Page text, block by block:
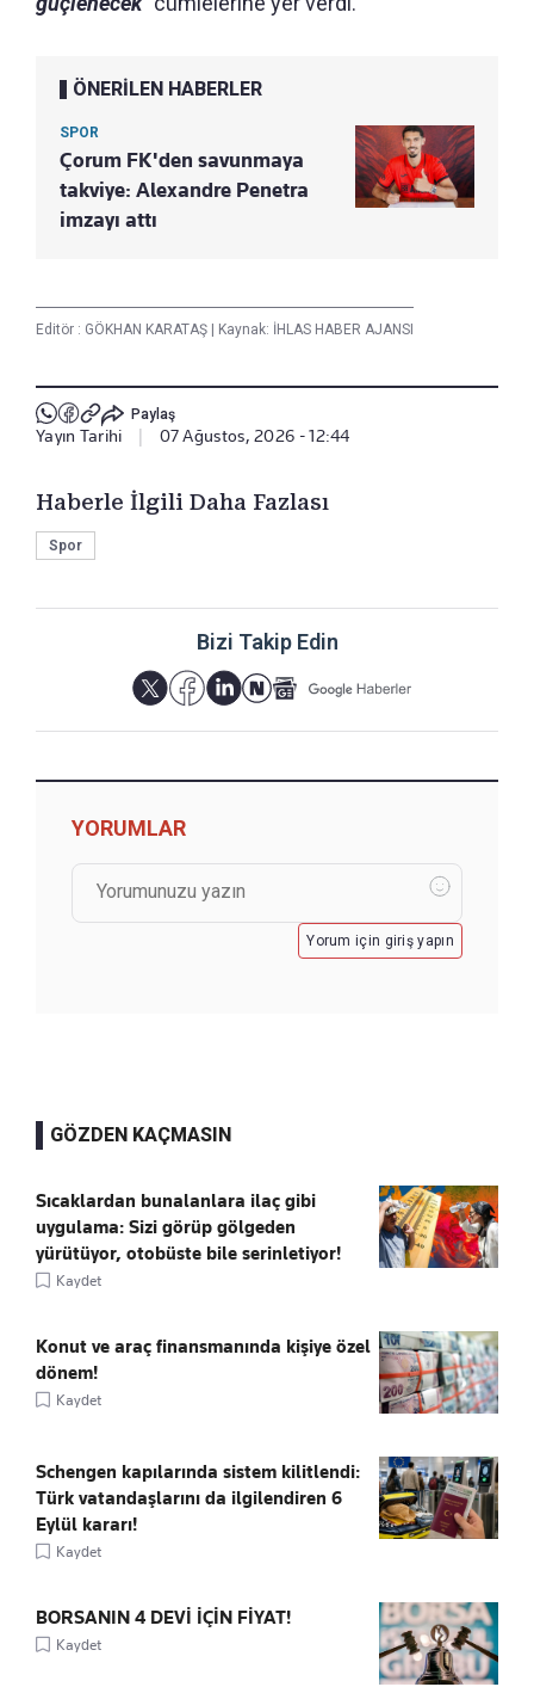
ÖNERİLEN HABERLER
SPOR
Çorum FK'den savunmaya
takviye: Alexandre Penetra
imzayı attı
Editör : GÖKHAN KARATAŞ | Kaynak: İHLAS HABER AJANSI
Paylaş
Yayın Tarihi 07 Ağustos, 2026 - 12:44
Haberle İlgili Daha Fazlası
Spor
Bizi Takip Edin
YORUMLAR
Yorum için giriş yapın
GÖZDEN KAÇMASIN
Sıcaklardan bunalanlara ilaç gibi
uygulama: Sizi görüp gölgeden
yürütüyor, otobüste bile serinletiyor!
Kaydet
Konut ve araç finansmanında kişiye özel
dönem!
Kaydet
Schengen kapılarında sistem kilitlendi:
Türk vatandaşlarını da ilgilendiren 6
Eylül kararı!
Kaydet
BORSANIN 4 DEVİ İÇİN FİYAT!
Kaydet